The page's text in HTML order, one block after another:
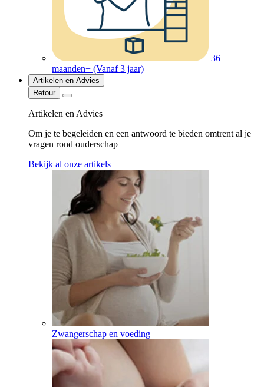
36
maanden+ (Vanaf 3 jaar)
Artikelen en Advies
Retour
Artikelen en Advies
Om je te begeleiden en een antwoord te bieden omtrent al je
vragen rond ouderschap
Bekijk al onze artikels
Zwangerschap en voeding